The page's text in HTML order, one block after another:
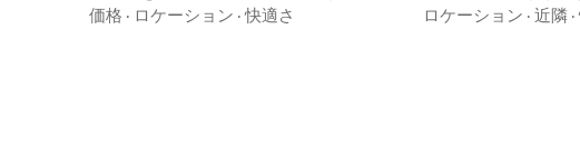
境を最大限に活かし、“禅サウナ”をコンセ
価格 · ロケーション ·快適さ
モンサワーや地元の
ロケーション · 近隣 ·